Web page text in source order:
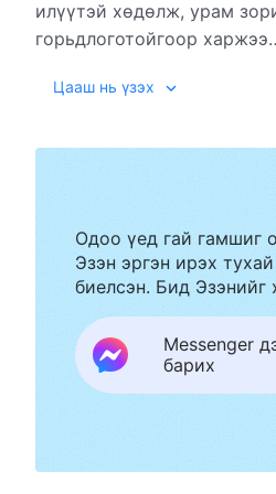
илүүтэй хөдөлж, урам
горьдлоготойгоор
гайхан эргэлзэхгүй байж
Чуулганы номлогчидтой
олон жилийн турш
антихристүүдэд
Хүчит Бурханы ажлыг
“Миний өргөгдсөн явдал
Цааш нь үзэх
Одоо үед гай гамшиг
Эзэн эргэн ирэх
биелсэн. Бид Эзэнийг
Messenger
барих